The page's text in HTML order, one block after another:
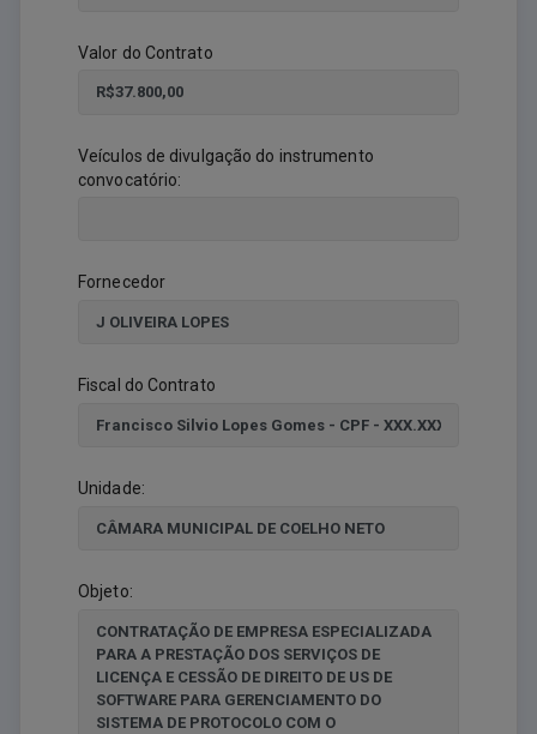
Valor do Contrato
Veículos de divulgação do instrumento
convocatório:
Fornecedor
Fiscal do Contrato
Unidade:
Objeto: